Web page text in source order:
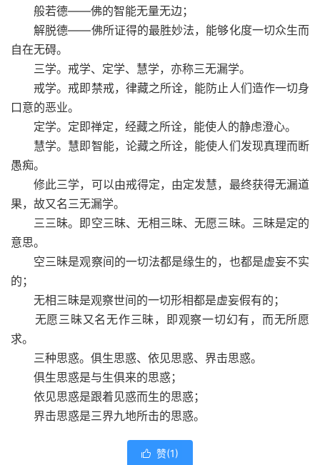
般若德——佛的智能无量无边；
解脱德——佛所证得的最胜妙法，能够化度一切众生而
自在无碍。
三学。戒学、定学、慧学，亦称三无漏学。
戒学。戒即禁戒，律藏之所诠，能防止人们造作一切身
口意的恶业。
定学。定即禅定，经藏之所诠，能使人的静虑澄心。
慧学。慧即智能，论藏之所诠，能使人们发现真理而断
愚痴。
修此三学，可以由戒得定，由定发慧，最终获得无漏道
果，故又名三无漏学。
三三昧。即空三昧、无相三昧、无愿三昧。三昧是定的
意思。
空三昧是观察间的一切法都是缘生的，也都是虚妄不实
的；
无相三昧是观察世间的一切形相都是虚妄假有的；
无愿三昧又名无作三昧，即观察一切幻有，而无所愿
求。
三种思惑。俱生思惑、依见思惑、界击思惑。
俱生思惑是与生俱来的思惑；
依见思惑是跟着见惑而生的思惑；
界击思惑是三界九地所击的思惑。
 赞(1)